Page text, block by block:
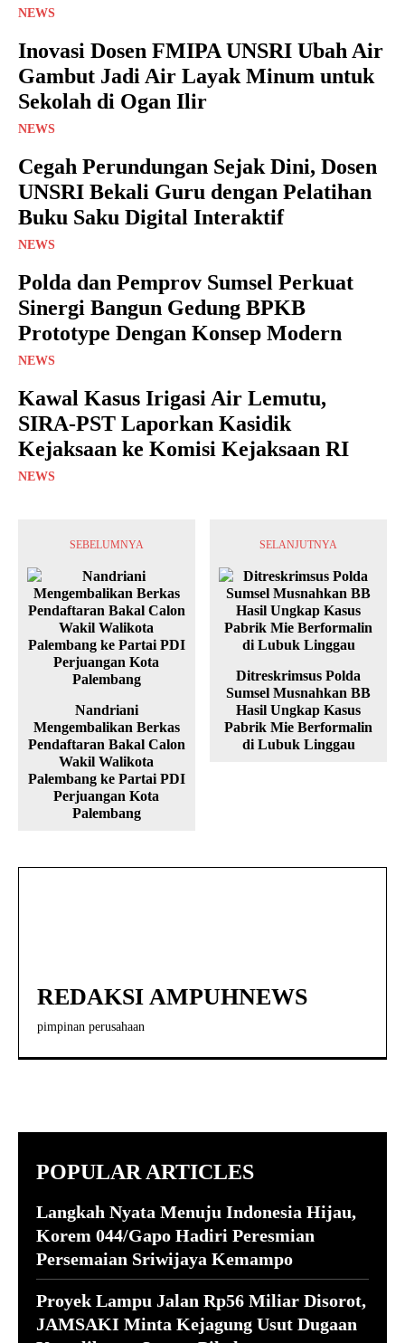
NEWS
Inovasi Dosen FMIPA UNSRI Ubah Air
Gambut Jadi Air Layak Minum untuk
Sekolah di Ogan Ilir
NEWS
Cegah Perundungan Sejak Dini, Dosen
UNSRI Bekali Guru dengan Pelatihan
Buku Saku Digital Interaktif
NEWS
Polda dan Pemprov Sumsel Perkuat
Sinergi Bangun Gedung BPKB
Prototype Dengan Konsep Modern
NEWS
Kawal Kasus Irigasi Air Lemutu,
SIRA-PST Laporkan Kasidik
Kejaksaan ke Komisi Kejaksaan RI
NEWS
SEBELUMNYA
Nandriani
Mengembalikan Berkas
Pendaftaran Bakal Calon
Wakil Walikota
Palembang ke Partai PDI
Perjuangan Kota
Palembang
SELANJUTNYA
Ditreskrimsus Polda
Sumsel Musnahkan BB
Hasil Ungkap Kasus
Pabrik Mie Berformalin
di Lubuk Linggau
REDAKSI AMPUHNEWS
pimpinan perusahaan
POPULAR ARTICLES
Langkah Nyata Menuju Indonesia Hijau,
Korem 044/Gapo Hadiri Peresmian
Persemaian Sriwijaya Kemampo
Proyek Lampu Jalan Rp56 Miliar Disorot,
JAMSAKI Minta Kejagung Usut Dugaan